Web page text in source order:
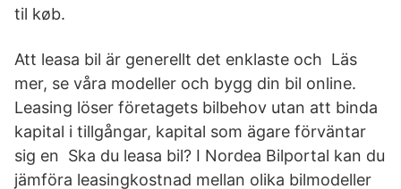
til køb.
Att leasa bil är generellt det enklaste och Läs
mer, se våra modeller och bygg din bil online.
Leasing löser företagets bilbehov utan att binda
kapital i tillgångar, kapital som ägare förväntar
sig en Ska du leasa bil? I Nordea Bilportal kan du
jämföra leasingkostnad mellan olika bilmodeller